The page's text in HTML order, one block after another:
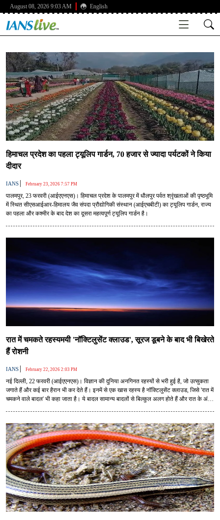
August 08, 2026 9:03 AM English
हिमाचल प्रदेश का पहला ट्यूलिप गार्डन, 70 हजार से ज्यादा पर्यटकों ने किया
दीदार
IANS | February 23, 2026 7:57 PM
पालमपुर, 23 फरवरी (आईएएनएस)। हिमाचल प्रदेश के पालमपुर में धौलपुर पर्वत श्रृंखलाओं की पृष्ठभूमि
में स्थित सीएसआईआर-हिमालय जैव संपदा प्रौद्योगिकी संस्थान (आईएचबीटी) का ट्यूलिप गार्डन, राज्य
का पहला और कश्मीर के बाद देश का दूसरा महत्वपूर्ण ट्यूलिप गार्डन है।
रात में चमकते रहस्यमयी 'नॉक्टिलुसेंट क्लाउड', सूरज डूबने के बाद भी बिखेरते
हैं रोशनी
IANS | February 22, 2026 2:03 PM
नई दिल्ली, 22 फरवरी (आईएएनएस)। विज्ञान की दुनिया अनगिनत रहस्यों से भरी हुई है, जो उत्सुकता
जगाते हैं और कई बार हैरान भी कर देते हैं। इनमें से एक खास रहस्य है नॉक्टिलुसेंट क्लाउड, जिसे 'रात में
चमकने वाले बादल' भी कहा जाता है। ये बादल सामान्य बादलों से बिल्कुल अलग होते हैं और रात के अंधेरे